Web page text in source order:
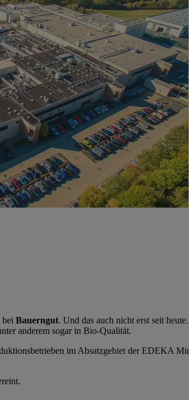
bei Bauerngut. Und das auch nicht erst seit
anderem sogar in Bio-Qualität.
im Absatzgebiet der EDEKA